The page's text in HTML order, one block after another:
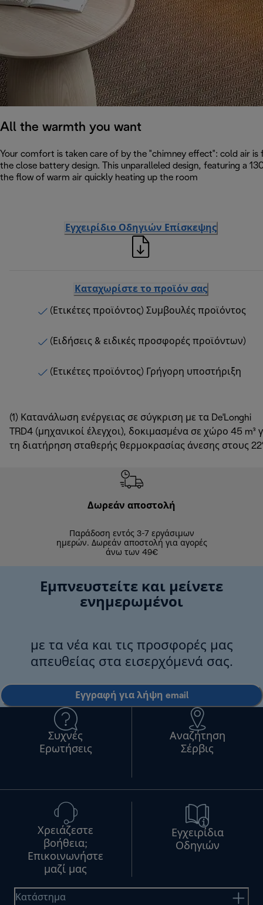
All the warmth you want
Your comfort is taken care of by the "chimney effect": cold air
the close battery design. This unparalleled design, featuring a
the flow of warm air quickly heating up the room
Εγχειρίδιο Οδηγιών Επίσκεψης
Καταχωρίστε το προϊόν σας
(Ετικέτες προϊόντος) Συμβουλές προϊόντος
(Ειδήσεις & ειδικές προσφορές προϊόντων)
(Ετικέτες προϊόντος) Γρήγορη υποστήριξη
(1) Κατανάλωση ενέργειας σε σύγκριση με τα De'Longhi
TRD4 (μηχανικοί έλεγχοι), δοκιμασμένα σε χώρο 45 m³
τη διατήρηση σταθερής θερμοκρασίας άνεσης στους
Δωρεάν αποστολή
Παράδοση εντός 3-7 εργάσιμων
ημερών. Δωρεάν αποστολή για αγορές
άνω των 49€
Εμπνευστείτε και μείνετε
ενημερωμένοι
με τα νέα και τις προσφορές μας
απευθείας στα εισερχόμενά σας.
Εγγραφή για λήψη email
Συχνές
Ερωτήσεις
Αναζήτηση
Σέρβις
Χρειάζεστε
βοήθεια;
Επικοινωνήστε
μαζί μας
Εγχειρίδια
Οδηγιών
Κατάστημα